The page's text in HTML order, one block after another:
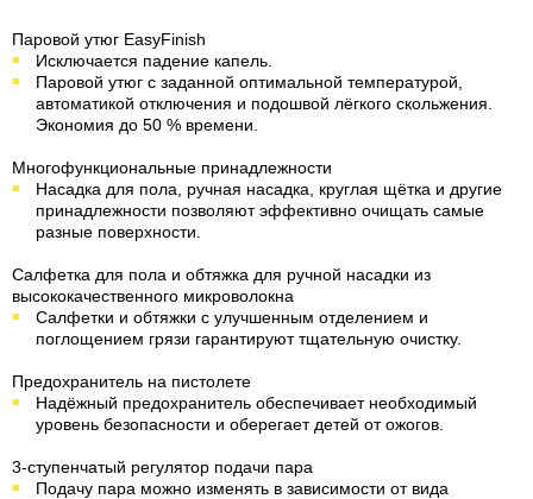
Паровой утюг EasyFinish
Исключается падение капель.
Паровой утюг с заданной оптимальной температурой,
автоматикой отключения и подошвой лёгкого скольжения.
Экономия до 50 % времени.
Многофункциональные принадлежности
Насадка для пола, ручная насадка, круглая щётка и другие
принадлежности позволяют эффективно очищать самые
разные поверхности.
Салфетка для пола и обтяжка для ручной насадки из
высококачественного микроволокна
Салфетки и обтяжки с улучшенным отделением и
поглощением грязи гарантируют тщательную очистку.
Предохранитель на пистолете
Надёжный предохранитель обеспечивает необходимый
уровень безопасности и оберегает детей от ожогов.
3-ступенчатый регулятор подачи пара
Подачу пара можно изменять в зависимости от вида